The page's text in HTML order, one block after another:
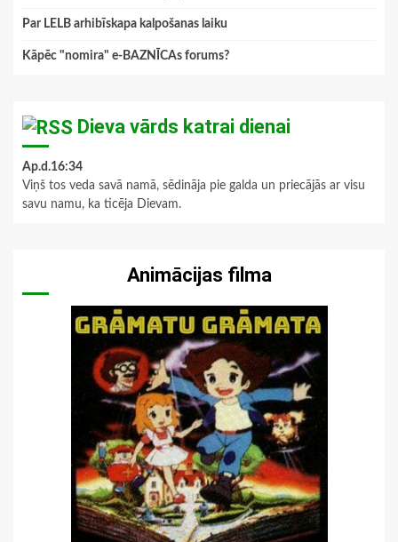
Par LELB arhibīskapa kalpošanas laiku
Kāpēc "nomira" e-BAZNĪCAs forums?
Dieva vārds katrai dienai
Ap.d.16:34
Viņš tos veda savā namā, sēdināja pie galda un priecājās ar visu
savu namu, ka ticēja Dievam.
Animācijas filma